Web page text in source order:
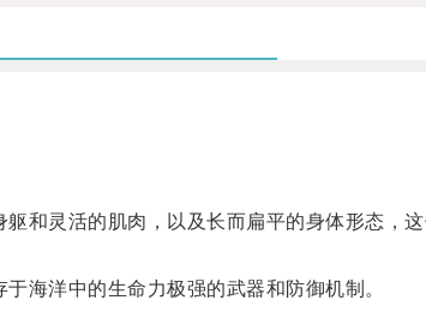
灵活的肌肉，以及长而扁平的身体形态，这
洋中的生命力极强的武器和防御机制。